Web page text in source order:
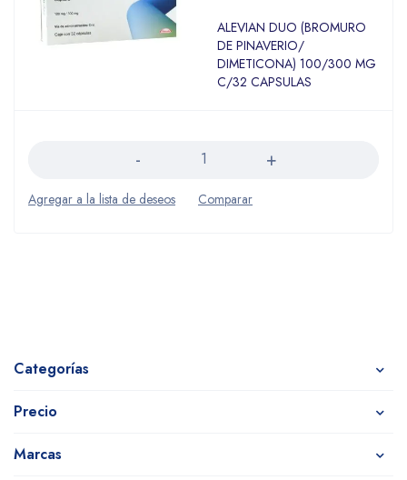
Categorías
Precio
Marcas
ALEVIAN DUO (BROMURO
DE PINAVERIO/
DIMETICONA) 100/300 MG
C/32 CAPSULAS